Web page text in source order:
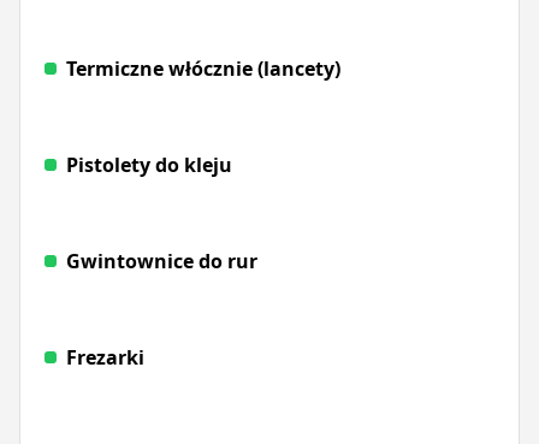
Termiczne włócznie (lancety)
Pistolety do kleju
Gwintownice do rur
Frezarki